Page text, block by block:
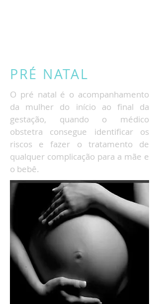
PRÉ NATAL
O​ pré natal é o acompanhamento
da mulher do início ao final da
gestação, quando o médico
obstetra consegue identificar os
riscos e fazer o tratamento de
qualquer complicação para a mãe e
o bebê.